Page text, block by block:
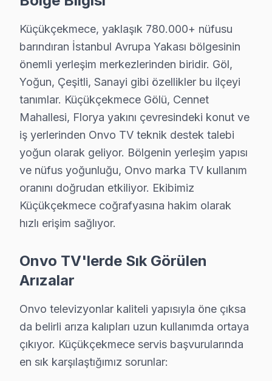
Onvo televizyon ürünleriniz için Küçükçekmece'de
Küçükçekmece'da Onvo TV Kurulum Hizmeti
Yeni bir Onvo televizyon aldıysanız,
Sunduğumuz kurulum seçenekleri:
• Küçükçekmece'de televizyon ünitesi duvar askısı
• Küçükçekmece servisimizde gizli kablo düzeni ve
• Küçükçekmece'de HDMI, ses sistemi ve uydu
• Küçükçekmece'de Smart panel ağ yapılandırması
• Küçükçekmece servisimizde ekran kalibrasyon ve
Onvo akıllı TV'nizin ilk açılışından itibaren en iyi
Küçükçekmece Onvo TV Arızaları –
• Küçükçekmece'de Güç Sorunları: Kırmızı ışık
• Küçükçekmece'de Ses Arızaları: Hoparlör
• Küçükçekmece'de Kart Arızaları: T-Con kartı,
• Küçükçekmece'de Yazılım Sorunları: Uygulama
Küçükçekmece, yaklaşık 780.000+ nüfusu
barındıran İstanbul Avrupa Yakası bölgesinin
önemli yerleşim merkezlerinden biridir. Göl,
Yoğun, Çeşitli, Sanayi gibi özellikler bu ilçeyi
tanımlar. Küçükçekmece Gölü, Cennet
Mahallesi, Florya yakını çevresindeki konut ve
iş yerlerinden Onvo TV teknik destek talebi
yoğun olarak geliyor. Bölgenin yerleşim yapısı
ve nüfus yoğunluğu, Onvo marka TV kullanım
oranını doğrudan etkiliyor. Ekibimiz
Küçükçekmece coğrafyasına hakim olarak
hızlı erişim sağlıyor.
Onvo TV'lerde Sık Görülen
Arızalar
Onvo televizyonlar kaliteli yapısıyla öne çıksa
da belirli arıza kalıpları uzun kullanımda ortaya
çıkıyor. Küçükçekmece servis başvurularında
en sık karşılaştığımız sorunlar: